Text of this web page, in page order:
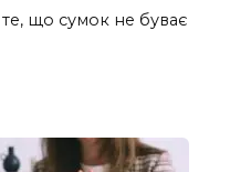
що сумок не буває